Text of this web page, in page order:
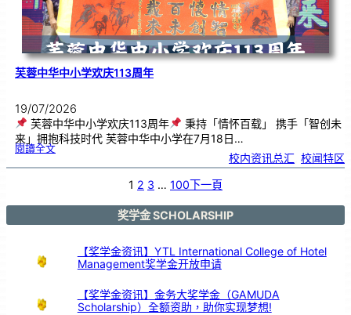
芙蓉中华中小学欢庆113周年
19/07/2026
芙蓉中华中小学欢庆113周年
秉持「情怀百载」 携手「智创未
来」拥抱科技时代 芙蓉中华中小学在7月18日…
閱讀全文:芙
中
华
1
1
年
校内资讯总汇 校闻特区
1 2 3 … 100下一頁
奖学金 SCHOLARSHIP
【奖学金资讯】YTL International College of Hotel
Management奖学金开放申请
【奖学金资讯】金务大奖学金（GAMUDA
Scholarship）全额资助，助你实现梦想!